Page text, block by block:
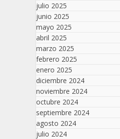
julio 2025
junio 2025
mayo 2025
abril 2025
marzo 2025
febrero 2025
enero 2025
diciembre 2024
noviembre 2024
octubre 2024
septiembre 2024
agosto 2024
julio 2024